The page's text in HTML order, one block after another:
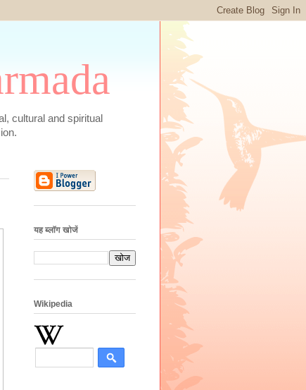
cultural and spiritual
यह ब्लॉग खोजें
Wikipedia